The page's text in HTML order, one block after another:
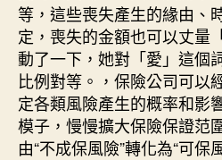
等，這些喪失產生的緣由、
定，喪失的金額也可以丈量
動了一下，她對「愛」這個
比例對等。，保險公司可以
定各類風險產生的概率和影
模子，慢慢擴大保險保證范
由“不成保風險”轉化為“可保